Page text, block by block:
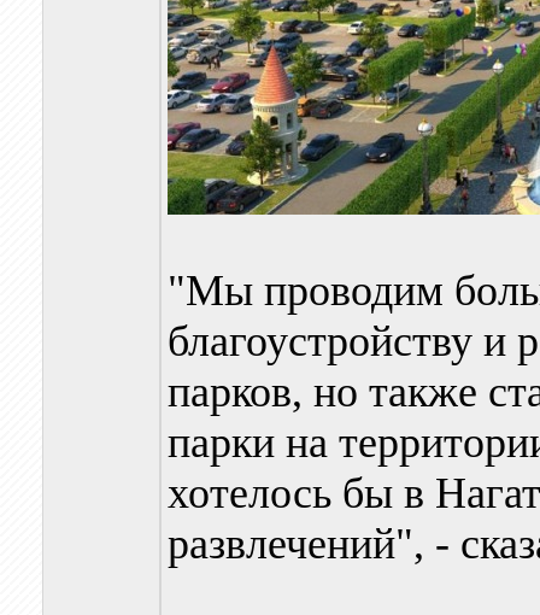
"Мы проводим
благоустройству
парков, но также
парки на
хотелось бы в
развлечений", -